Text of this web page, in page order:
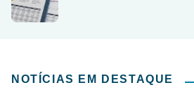
NOTÍCIAS EM DESTAQUE